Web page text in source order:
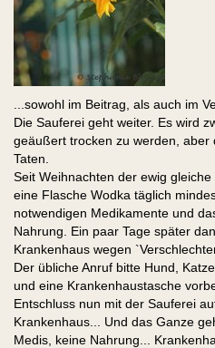
...sowohl im Beitrag, als auch im
Die Sauferei geht weiter. Es wird
geäußert trocken zu werden, aber
Taten.
Seit Weihnachten der ewig gleiche
eine Flasche Wodka täglich
notwendigen Medikamente und
Nahrung. Ein paar Tage später
Krankenhaus wegen
Der übliche Anruf bitte Hund,
und eine Krankenhaustasche
Entschluss nun mit der Sauferei
Krankenhaus... Und das Ganze
Medis, keine Nahrung...